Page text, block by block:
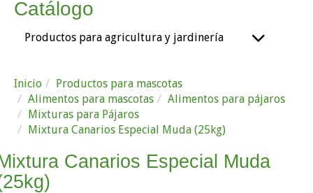
Catálogo
Productos para agricultura y jardinería
Inicio
Productos para mascotas
Alimentos para mascotas
Alimentos para pájaros
Mixturas para Pájaros
Mixtura Canarios Especial Muda (25kg)
Canarios Especial Muda